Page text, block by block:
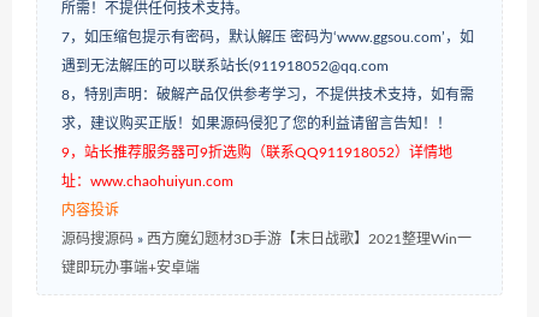
所需！不提供任何技术支持。
7，如压缩包提示有密码，默认解压 密码为‘www.ggsou.com’，如
遇到无法解压的可以联系站长(911918052@qq.com
8，特别声明：破解产品仅供参考学习，不提供技术支持，如有需
求，建议购买正版！如果源码侵犯了您的利益请留言告知！！
9，站长推荐服务器可9折选购（联系QQ911918052）详情地
址：www.chaohuiyun.com
内容投诉
源码搜源码 » 西方魔幻题材3D手游【末日战歌】2021整理Win一
键即玩办事端+安卓端